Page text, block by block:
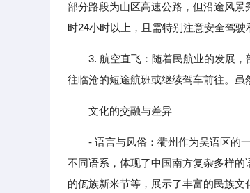
部分路段为山区高速公路，但沿途风
时24小时以上，且需特别注意安全驾驶
3. 航空直飞：随着民航业的发展
往临沧的短途航班或继续驾车前往。虽
文化的交融与差异
- 语言与风俗：衢州作为吴语区的
不同语系，体现了中国南方复杂多样
的佤族新米节等，展示了丰富的民族文